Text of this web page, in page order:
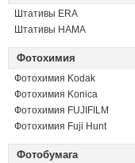
Штативы ERA
Штативы HAMA
Фотохимия
Фотохимия Kodak
Фотохимия Konica
Фотохимия FUJIFILM
Фотохимия Fuji Hunt
Фотобумага